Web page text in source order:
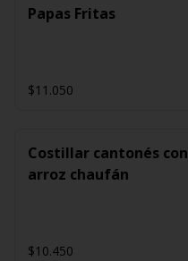
Papas Fritas
$11.050
Costillar cantonés con
arroz chaufán
$10.450